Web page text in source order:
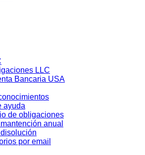
LLC
Bancaria USA
ayuda
de obligaciones
anual
por email